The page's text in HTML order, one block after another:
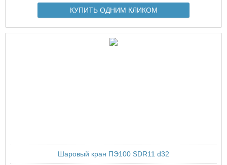
КУПИТЬ ОДНИМ КЛИКОМ
Шаровый кран ПЭ100 SDR11 d32